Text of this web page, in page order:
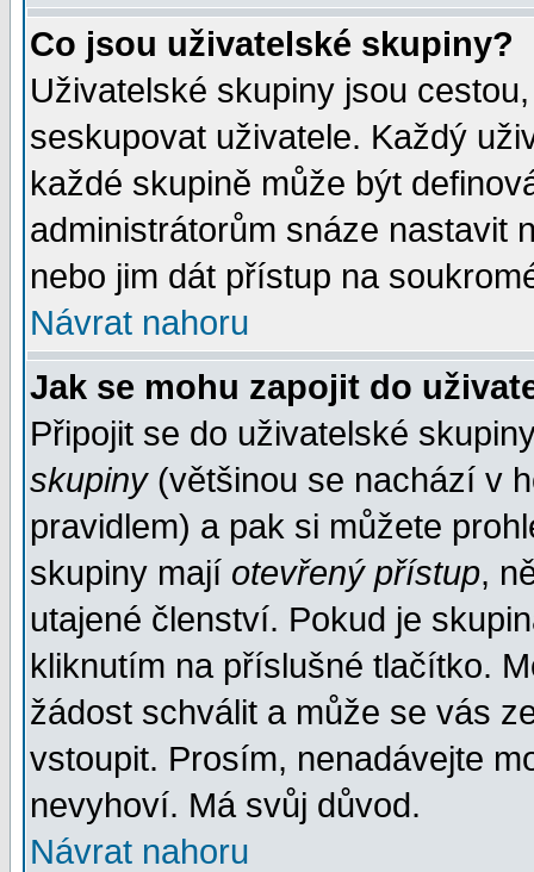
Co jsou uživatelské skupiny?
Uživatelské skupiny jsou
seskupovat uživatele. Každý
každé skupině může být
administrátorům snáze nastavit
nebo jim dát přístup na
Návrat nahoru
Jak se mohu zapojit do
Připojit se do uživatelské
skupiny(většinou se nachází v
pravidlem) a pak si můžete
skupiny mají otevřený přístup,
utajené členství. Pokud je
kliknutím na příslušné tlačítko.
žádost schválit a může se vás
vstoupit. Prosím, nenadávejte
nevyhoví. Má svůj důvod.
Návrat nahoru